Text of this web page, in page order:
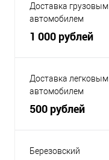
Доставка грузовым
автомобилем
1 000 рублей
Доставка легковым
автомобилем
500 рублей
Березовский